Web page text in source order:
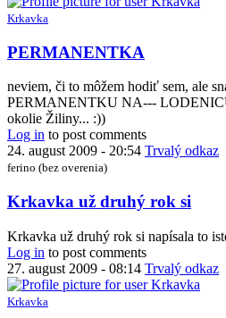
Krkavka
PERMANENTKA
neviem, či to môžem hodiť sem, ale
PERMANENTKU NA---
okolie Žiliny... :))
Log in to post comments
24. august 2009 - 20:54 Trvalý odkaz
ferino (bez overenia)
Krkavka už druhý rok si
Krkavka už druhý rok si napísala to
Log in to post comments
27. august 2009 - 08:14 Trvalý odkaz
Krkavka